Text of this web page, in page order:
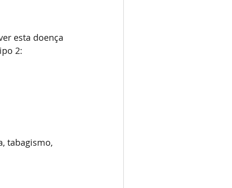
esta doença
2:
tabagismo,